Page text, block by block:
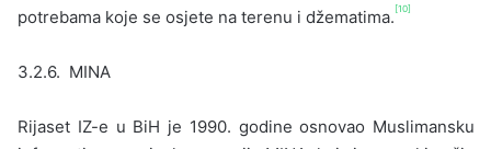
potrebama koje se osjete na terenu i džematima. [10]
3.2.6. MINA
Rijaset IZ-e u BiH je 1990. godine osnovao Muslimansku